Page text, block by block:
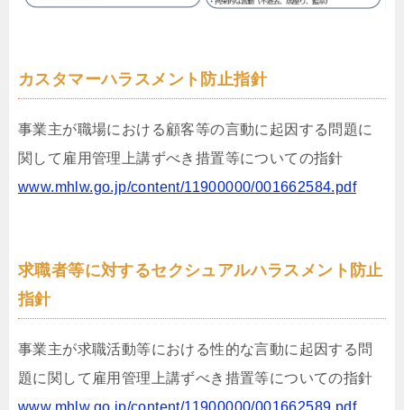
カスタマーハラスメント防止指針
事業主が職場における顧客等の言動に起因する問題に
関して雇用管理上講ずべき措置等についての指針
www.mhlw.go.jp/content/11900000/001662584.pdf
求職者等に対するセクシュアルハラスメント防止
指針
事業主が求職活動等における性的な言動に起因する問
題に関して雇用管理上講ずべき措置等についての指針
www.mhlw.go.jp/content/11900000/001662589.pdf